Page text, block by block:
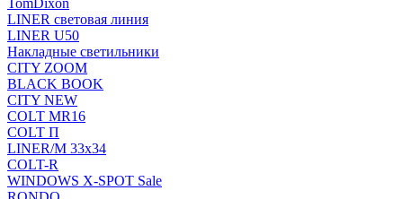
TomDixon
LINER световая линия
LINER U50
Накладные светильники
CITY ZOOM
BLACK BOOK
CITY NEW
COLT MR16
COLT П
LINER/М 33х34
COLT-R
WINDOWS X-SPOT Sale